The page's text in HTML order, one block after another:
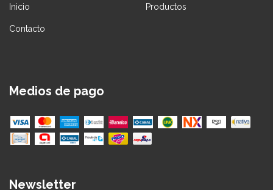
Inicio Productos
Contacto
Medios de pago
Newsletter